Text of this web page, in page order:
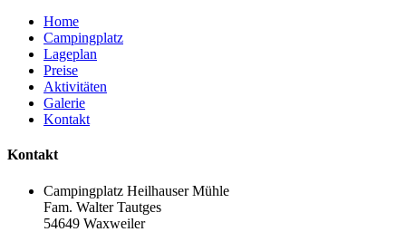
Home
Campingplatz
Lageplan
Preise
Aktivitäten
Galerie
Kontakt
Kontakt
Campingplatz Heilhauser Mühle
Fam. Walter Tautges
54649 Waxweiler